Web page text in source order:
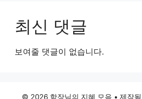
최신 댓글
보여줄 댓글이 없습니다.
© 2026 함장님의 지혜 모음 • 제작됨